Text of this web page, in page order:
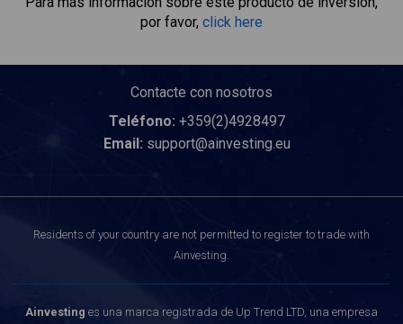
por favor, click here
Contacte con nosotros
Teléfono: +359(2)4928497
Email: support@ainvesting.eu
Residents of your country are not permitted to register to trade with
Ainvesting.
Ainvesting es una marca registrada de Up Trend LTD, una empresa